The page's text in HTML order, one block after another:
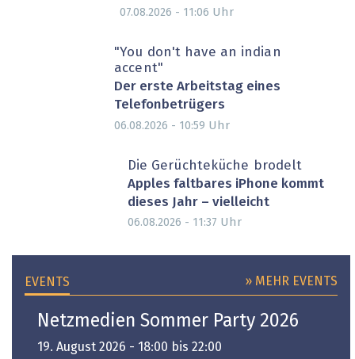
07.08.2026 - 11:06 Uhr
"You don't have an indian
accent"
Der erste Arbeitstag eines
Telefonbetrügers
06.08.2026 - 10:59 Uhr
Die Gerüchteküche brodelt
Apples faltbares iPhone kommt
dieses Jahr – vielleicht
06.08.2026 - 11:37 Uhr
EVENTS » MEHR EVENTS
Netzmedien Sommer Party 2026
19. August 2026 - 18:00 bis 22:00